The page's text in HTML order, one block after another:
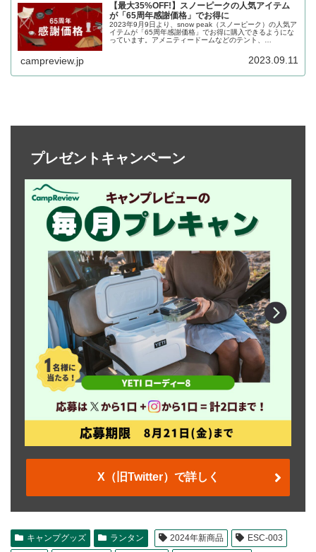
【最大35%OFF!】スノーピークの人気アイテム
が「65周年感謝価格」でお得に
2023年9月9日より、snow peak（スノーピーク）の人気ア
イテムが「65周年感謝価格」でお得に購入できるようにな
っています。アメニティードームなどのテント、
アイテムが割り引かれています。詳細をレビューします。
campreview.jp 2023.09.11
プレゼントキャンペーン
X（旧Twitter）で詳しく
キャンプグッズ ランタン 2024年新商品 ESC-003